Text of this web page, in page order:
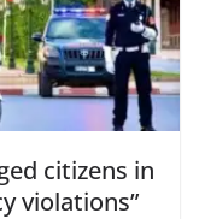
citizens in
violations”